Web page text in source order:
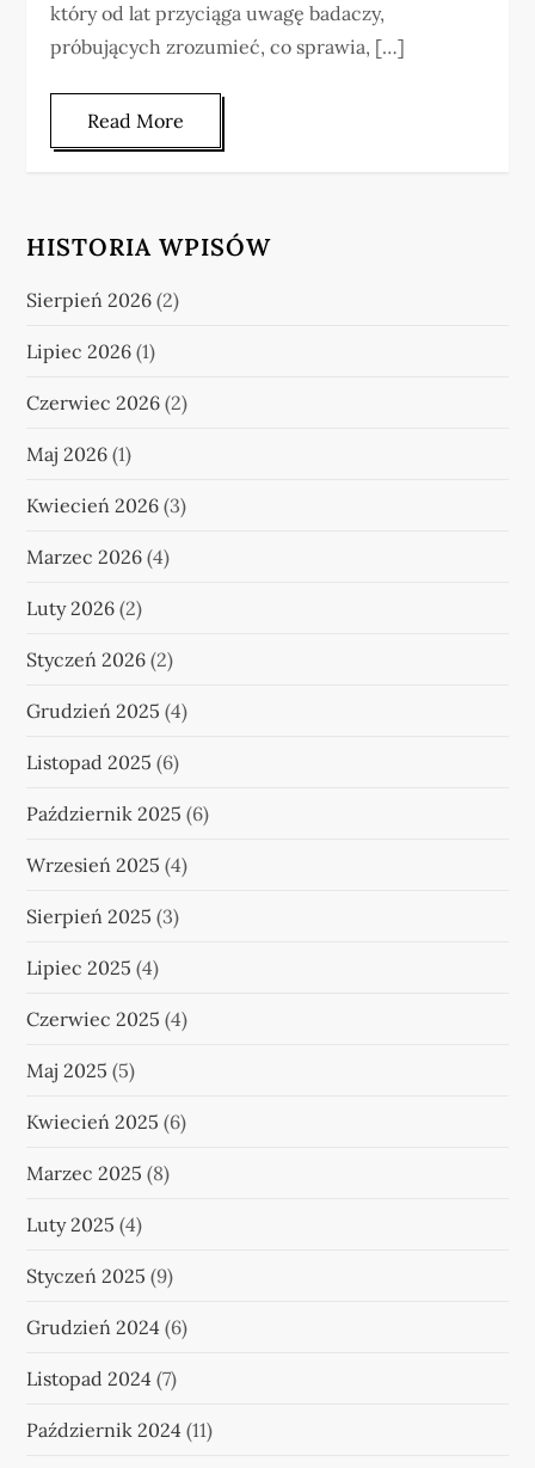
który od lat przyciąga uwagę badaczy,
próbujących zrozumieć, co sprawia, […]
Read More
HISTORIA WPISÓW
Sierpień 2026 (2)
Lipiec 2026 (1)
Czerwiec 2026 (2)
Maj 2026 (1)
Kwiecień 2026 (3)
Marzec 2026 (4)
Luty 2026 (2)
Styczeń 2026 (2)
Grudzień 2025 (4)
Listopad 2025 (6)
Październik 2025 (6)
Wrzesień 2025 (4)
Sierpień 2025 (3)
Lipiec 2025 (4)
Czerwiec 2025 (4)
Maj 2025 (5)
Kwiecień 2025 (6)
Marzec 2025 (8)
Luty 2025 (4)
Styczeń 2025 (9)
Grudzień 2024 (6)
Listopad 2024 (7)
Październik 2024 (11)